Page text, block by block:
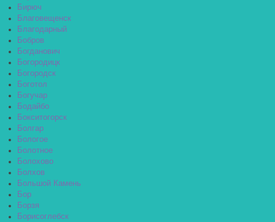
Бирюч
Благовещенск
Благодарный
Бобров
Богданович
Богородицк
Богородск
Боготол
Богучар
Бодайбо
Бокситогорск
Болгар
Бологое
Болотное
Болохово
Болхов
Большой Камень
Бор
Борзя
Борисоглебск